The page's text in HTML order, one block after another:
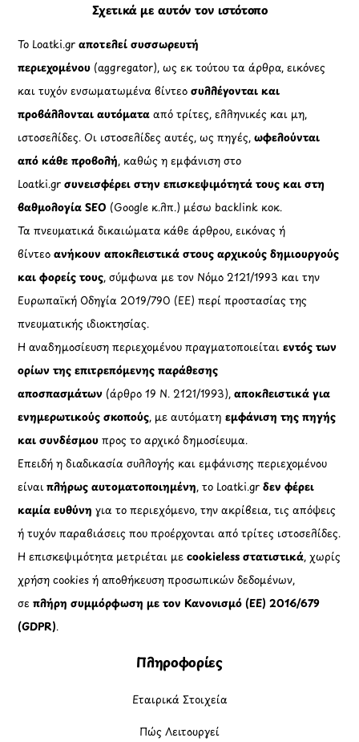
Σχετικά με αυτόν τον ιστότοπο
Το Loatki.grαποτελεί συσσωρευτή
περιεχομένου (aggregator), ως εκ τούτου τα άρθρα, εικόνες
και τυχόν ενσωματωμένα βίντεοσυλλέγονται και
προβάλλονται αυτόματααπό τρίτες, ελληνικές και μη,
ιστοσελίδες. Οι ιστοσελίδες αυτές, ως πηγές,ωφελούνται
από κάθε προβολή, καθώς η εμφάνιση στο
Loatki.gr συνεισφέρει στην επισκεψιμότητά τους και στη
βαθμολογία SEO (Google κ.λπ.) μέσω backlink κοκ.
Τα πνευματικά δικαιώματα κάθε άρθρου, εικόνας ή
βίντεοανήκουν αποκλειστικά στους αρχικούς δημιουργούς
και φορείς τους, σύμφωνα με τον Νόμο 2121/1993 και την
Ευρωπαϊκή Οδηγία 2019/790 (ΕΕ) περί προστασίας της
πνευματικής ιδιοκτησίας.
Η αναδημοσίευση περιεχομένου πραγματοποιείταιεντός των
ορίων της επιτρεπόμενης παράθεσης
αποσπασμάτων (άρθρο 19 Ν. 2121/1993), αποκλειστικά για
ενημερωτικούς σκοπούς, με αυτόματηεμφάνιση της πηγής
και συνδέσμου προς το αρχικό δημοσίευμα.
Επειδή η διαδικασία συλλογής και εμφάνισης περιεχομένου
είναιπλήρως αυτοματοποιημένη, το Loatki.grδεν φέρει
καμία ευθύνη για το περιεχόμενο, την ακρίβεια, τις απόψεις
ή τυχόν παραβιάσεις που προέρχονται από τρίτες ιστοσελίδες.
Η επισκεψιμότητα μετριέται μεcookieless στατιστικά, χωρίς
χρήση cookies ή αποθήκευση προσωπικών δεδομένων,
σεπλήρη συμμόρφωση με τον Κανονισμό (ΕΕ) 2016/679
(GDPR).
Πληροφορίες
Εταιρικά Στοιχεία
Πώς Λειτουργεί